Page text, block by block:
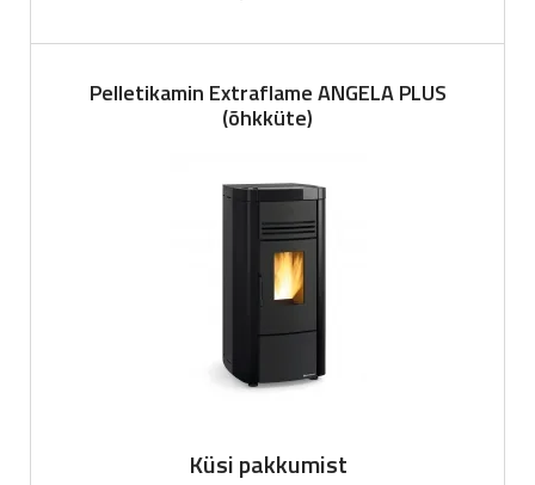
Pelletikamin Extraflame ANGELA PLUS
(õhkküte)
Küsi pakkumist